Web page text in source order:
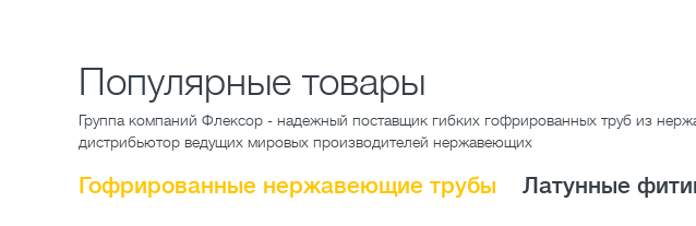
Популярные товары
Группа компаний Флексор - надежный поставщик гибких гофрированных труб из
дистрибьютор ведущих мировых производителей нержавеющих
Гофрированные нержавеющие трубы Латунные